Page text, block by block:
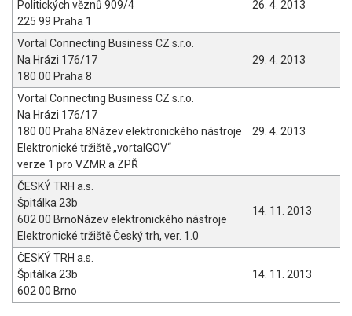
Politických věznů 909/4
225 99 Praha 1
26. 4. 2013
Vortal Connecting Business CZ s.r.o.
Na Hrázi 176/17
180 00 Praha 8
29. 4. 2013
Vortal Connecting Business CZ s.r.o.
Na Hrázi 176/17
180 00 Praha 8Název elektronického nástroje
Elektronické tržiště „vortalGOV“
verze 1 pro VZMR a ZPŘ
29. 4. 2013
ČESKÝ TRH a.s.
Špitálka 23b
602 00 BrnoNázev elektronického nástroje
Elektronické tržiště Český trh, ver. 1.0
14. 11. 2013
ČESKÝ TRH a.s.
Špitálka 23b
602 00 Brno
14. 11. 2013